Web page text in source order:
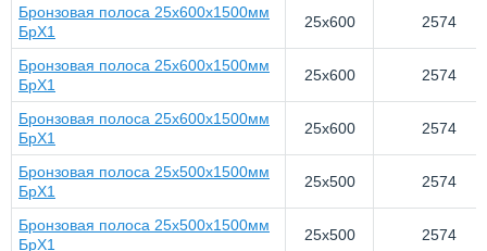
Бронзовая полоса 25x600x1500мм
БрХ1
25x600 2574
Бронзовая полоса 25x600x1500мм
БрХ1
25x600 2574
Бронзовая полоса 25x600x1500мм
БрХ1
25x600 2574
Бронзовая полоса 25x500x1500мм
БрХ1
25x500 2574
Бронзовая полоса 25x500x1500мм
БрХ1
25x500 2574